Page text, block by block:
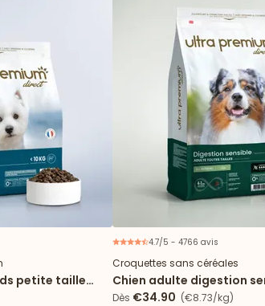
petite taille
4.7/5 - 4766 avis
Croquettes sans céréales
Chien adulte digestion
tailles
Dès €34.90 (€8.73/kg)